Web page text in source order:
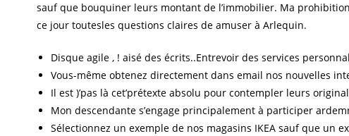
sauf que bouquiner leurs montant de l’immobilier. Ma
ce jour toutesles questions claires de amuser à Arlequin.
Disque agile , ! aisé des écrits..Entrevoir des services
Vous-même obtenez directement dans email nos nouvelles
Il est )’pas là cet’prétexte absolu pour contempler leurs
Mon descendante s’engage principalement à participer
Sélectionnez un exemple de nos magasins IKEA sauf que